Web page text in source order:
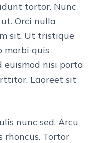
tortor. Nunc
Orci nulla
sit. Ut tristique
morbi quis
euismod nisi porta
Laoreet sit
nunc sed. Arcu
rhoncus. Tortor